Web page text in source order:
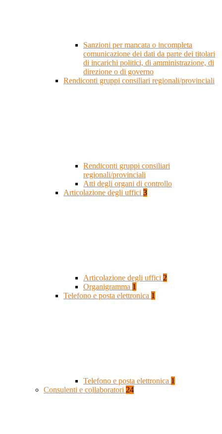
Sanzioni per mancata o incompleta
comunicazione dei dati da parte dei titolari
di incarichi politici, di amministrazione, di
direzione o di governo
Rendiconti gruppi consiliari regionali/provinciali
Rendiconti gruppi consiliari
regionali/provinciali
Atti degli organi di controllo
Articolazione degli uffici 3
Articolazione degli uffici 2
Organigramma 1
Telefono e posta elettronica 1
Telefono e posta elettronica 1
Consulenti e collaboratori 24